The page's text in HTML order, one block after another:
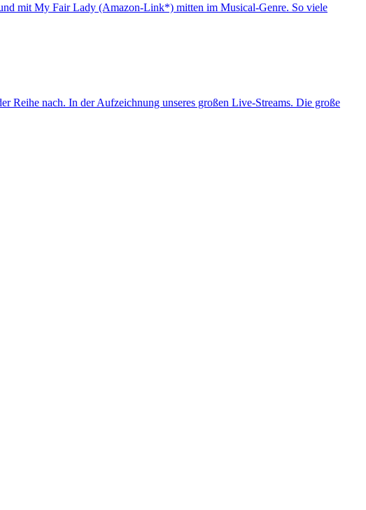
mit My Fair Lady (Amazon-Link*) mitten im Musical-Genre. So viele
Reihe nach. In der Aufzeichnung unseres großen Live-Streams. Die große